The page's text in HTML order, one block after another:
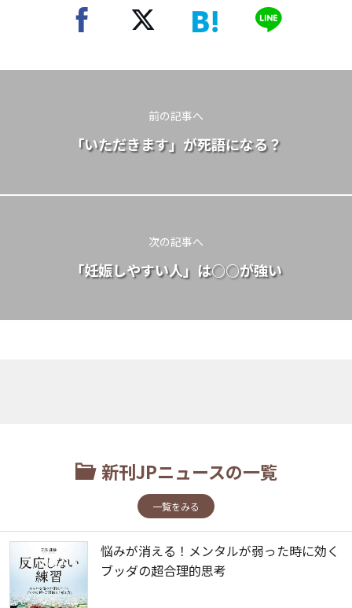
前の記事へ
「いただきます」が死語になる？
次の記事へ
「妊娠しやすい人」は○○が強い
新刊JPニュースの一覧
一覧をみる
悩みが消える！メンタルが弱った時に効く
ブッダの超合理的思考